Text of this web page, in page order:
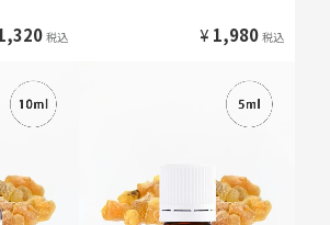
税込 ¥ 1,980 税込